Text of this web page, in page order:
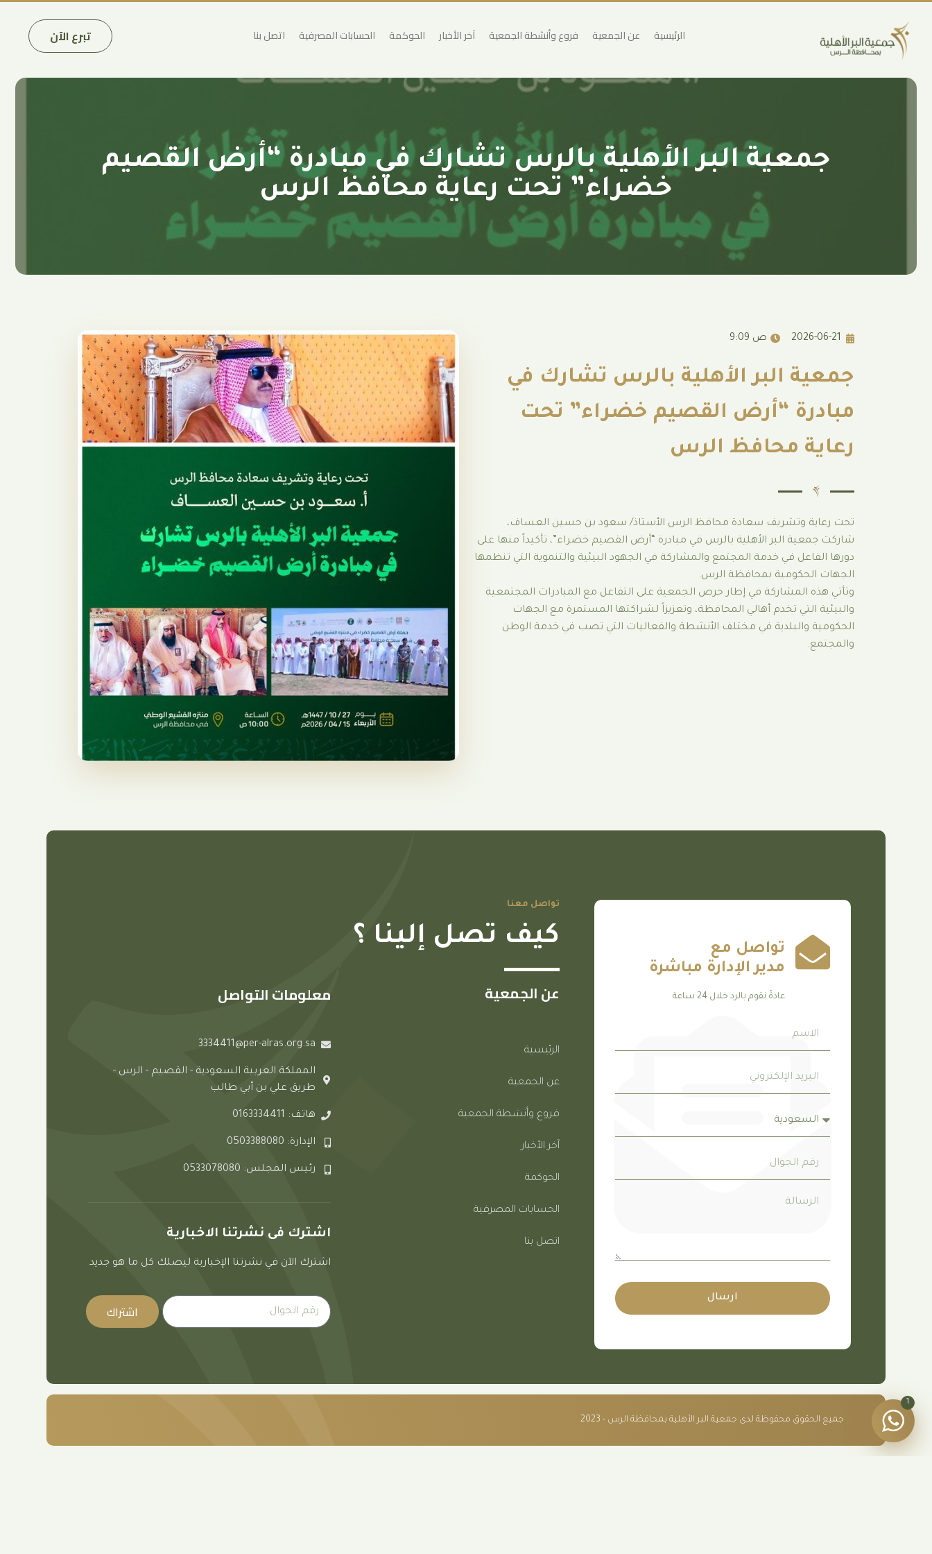
الرئيسية عن الجمعية فروع وأنشطة الجمعية آخر الأخبار الحوكمة الحسابات المصرفية اتصل بنا تبرع الآن
جمعية البر الأهلية بالرس تشارك في مبادرة “أرض القصيم
خضراء” تحت رعاية محافظ الرس
2026-06-21 9:09 ص
جمعية البر الأهلية بالرس تشارك في
مبادرة “أرض القصيم خضراء” تحت
رعاية محافظ الرس
تحت رعاية وتشريف سعادة محافظ الرس الأستاذ/ سعود بن حسين العساف،
شاركت جمعية البر الأهلية بالرس في مبادرة “أرض القصيم خضراء”، تأكيداً منها على
دورها الفاعل في خدمة المجتمع والمشاركة في الجهود البيئية والتنموية التي تنظمها
الجهات الحكومية بمحافظة الرس.
وتأتي هذه المشاركة في إطار حرص الجمعية على التفاعل مع المبادرات المجتمعية
والبيئية التي تخدم أهالي المحافظة، وتعزيزاً لشراكتها المستمرة مع الجهات
الحكومية والبلدية في مختلف الأنشطة والفعاليات التي تصب في خدمة الوطن
والمجتمع.
تواصل مع
مدير الإدارة مباشرة
عادةً نقوم بالرد خلال 24 ساعة
ارسال
تواصل معنا
كيف تصل إلينا ؟
عن الجمعية
الرئيسية
عن الجمعية
فروع وأنشطة الجمعية
آخر الأخبار
الحوكمة
الحسابات المصرفية
اتصل بنا
معلومات التواصل
3334411@per-alras.org.sa
المملكة العربية السعودية - القصيم - الرس -
طريق علي بن أبي طالب
هاتف: 0163334411
الإدارة: 0503388080
رئيس المجلس: 0533078080
اشترك فى نشرتنا الاخبارية
اشترك الآن في نشرتنا الإخبارية ليصلك كل ما هو جديد
اشتراك
جميع الحقوق محفوظة لدى جمعية البر الأهلية بمحافظة الرس - 2023
1